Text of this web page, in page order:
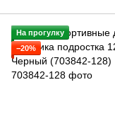
На прогулку
−20%